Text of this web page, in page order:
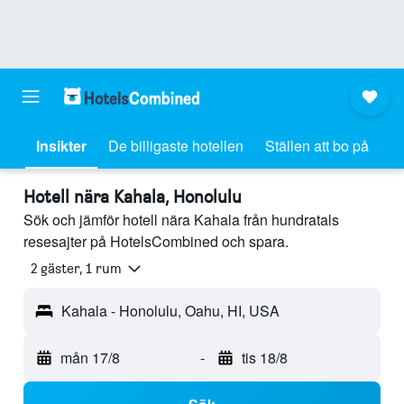
Insikter De billigaste hotellen Ställen att bo på
Hotell nära Kahala, Honolulu
Sök och jämför hotell nära Kahala från hundratals
resesajter på HotelsCombined och spara.
2 gäster, 1 rum
Kahala - Honolulu, Oahu, HI, USA
mån 17/8 - tis 18/8